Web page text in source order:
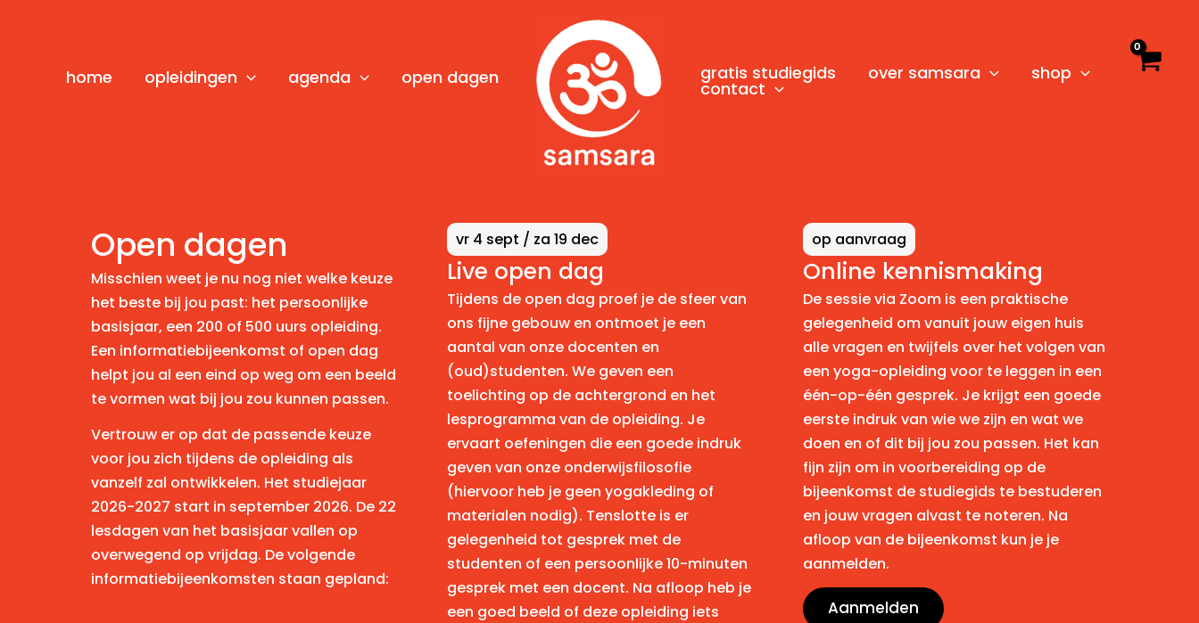
home opleidingen agenda open dagen gratis studiegids over samsara shop
contact
Open dagen
Misschien weet je nu nog niet welke keuze
het beste bij jou past: het persoonlijke
basisjaar, een 200 of 500 uurs opleiding.
Een informatiebijeenkomst of open dag
helpt jou al een eind op weg om een beeld
te vormen wat bij jou zou kunnen passen.
Vertrouw er op dat de passende keuze
voor jou zich tijdens de opleiding als
vanzelf zal ontwikkelen. Het studiejaar
2026-2027 start in september 2026. De 22
lesdagen van het basisjaar vallen op
overwegend op vrijdag. De volgende
informatiebijeenkomsten staan gepland:
vr 4 sept / za 19 dec
Live open dag
Tijdens de open dag proef je de sfeer van
ons fijne gebouw en ontmoet je een
aantal van onze docenten en
(oud)studenten. We geven een
toelichting op de achtergrond en het
lesprogramma van de opleiding. Je
ervaart oefeningen die een goede indruk
geven van onze onderwijsfilosofie
(hiervoor heb je geen yogakleding of
materialen nodig). Tenslotte is er
gelegenheid tot gesprek met de
studenten of een persoonlijke 10-minuten
gesprek met een docent. Na afloop heb je
een goed beeld of deze opleiding iets
op aanvraag
Online kennismaking
De sessie via Zoom is een praktische
gelegenheid om vanuit jouw eigen huis
alle vragen en twijfels over het volgen van
een yoga-opleiding voor te leggen in een
één-op-één gesprek. Je krijgt een goede
eerste indruk van wie we zijn en wat we
doen en of dit bij jou zou passen. Het kan
fijn zijn om in voorbereiding op de
bijeenkomst de studiegids te bestuderen
en jouw vragen alvast te noteren. Na
afloop van de bijeenkomst kun je je
aanmelden.
Aanmelden